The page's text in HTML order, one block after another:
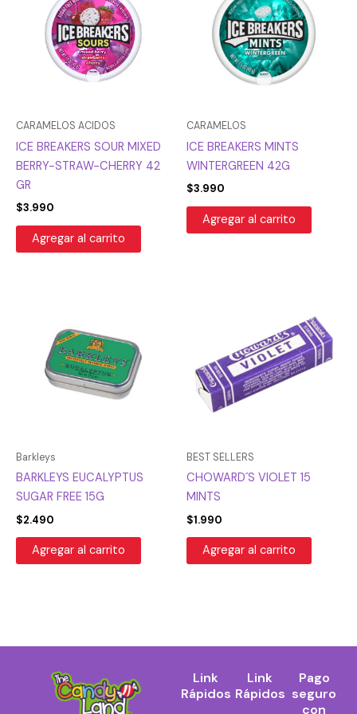
CARAMELOS ACIDOS
ICE BREAKERS SOUR MIXED
BERRY-STRAW-CHERRY 42
GR
$3.990
Agregar al carrito
CARAMELOS
ICE BREAKERS MINTS
WINTERGREEN 42G
$3.990
Agregar al carrito
Barkleys
BARKLEYS EUCALYPTUS
SUGAR FREE 15G
$2.490
Agregar al carrito
BEST SELLERS
CHOWARD´S VIOLET 15
MINTS
$1.990
Agregar al carrito
Link
Rápidos
Link
Rápidos
Pago
seguro
con